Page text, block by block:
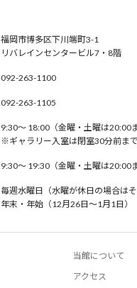
福岡市博多区下川端町3-1
リバレインセンタービル7・8階
092-263-1100
092-263-1105
9:30〜 18:00（金曜・土曜は20:00ま
※ギャラリー入室は閉室30分前まで
9:30〜 19:30（金曜・土曜は20:00ま
毎週水曜日（水曜が休日の場合はそ
年末・年始（12月26日〜1月1日）
当館について
アクセス